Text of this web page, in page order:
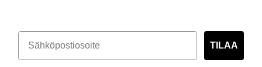
TILAA